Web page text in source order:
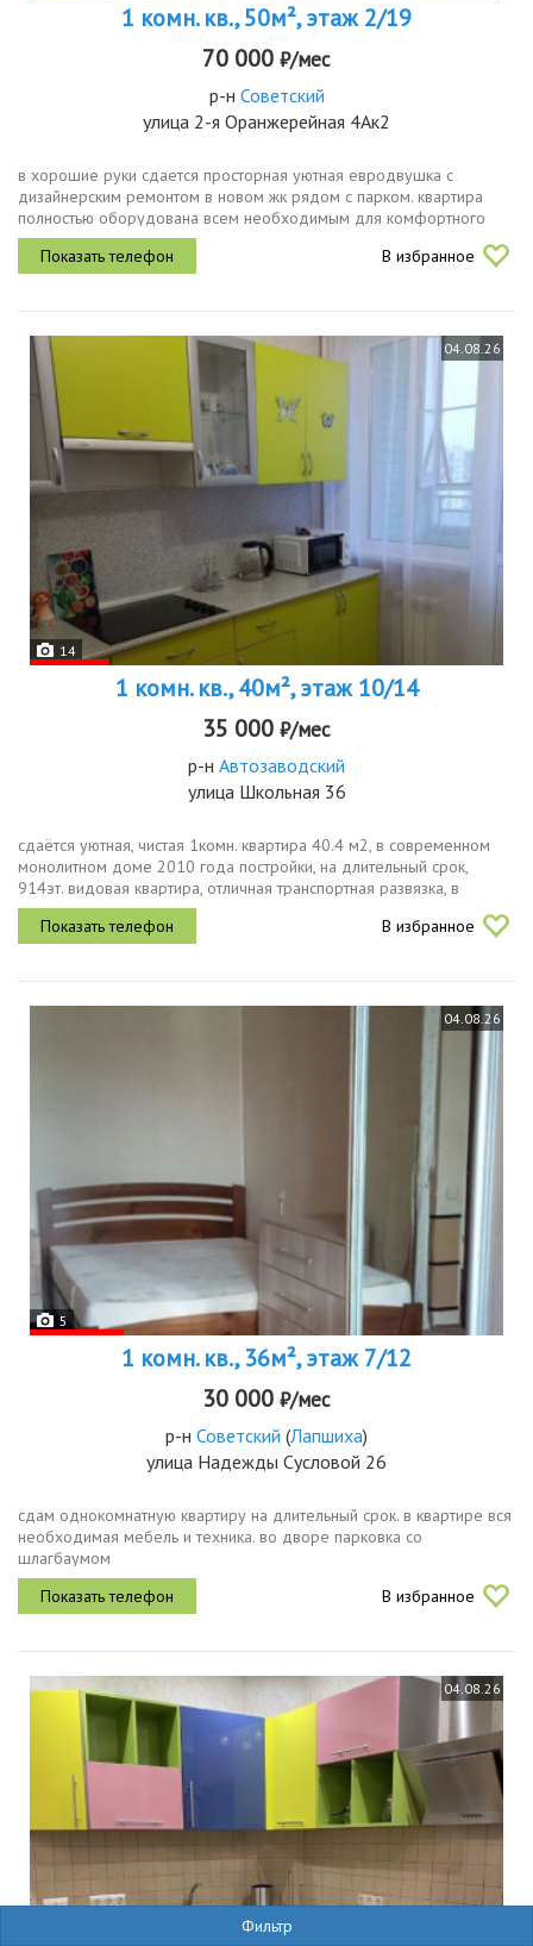
Фильтр
1 комн. кв., 50м², этаж 2/19
70 000 ₽/мес
р-н Советский
улица 2-я Оранжерейная 4Ак2
в хорошие руки сдается просторная уютная евродвушка с
дизайнерским ремонтом в новом жк рядом с парком. квартира
полностью оборудована всем необходимым для комфортного
проживания.
В избранное
04.08.26
14
1 комн. кв., 40м², этаж 10/14
35 000 ₽/мес
р-н Автозаводский
улица Школьная 36
сдаётся уютная, чистая 1комн. квартира 40.4 м2, в современном
монолитном доме 2010 года постройки, на длительный срок,
914эт. видовая квартира, отличная транспортная развязка, в
шаговой доступности рынок 2соцгород, мнперекресток, вкусно и
точка,...
В избранное
04.08.26
5
1 комн. кв., 36м², этаж 7/12
30 000 ₽/мес
р-н Советский (Лапшиха)
улица Надежды Сусловой 26
сдам однокомнатную квартиру на длительный срок. в квартире вся
необходимая мебель и техника. во дворе парковка со
шлагбаумом
В избранное
04.08.26